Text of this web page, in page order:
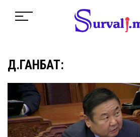
Д.ГАНБАТ: